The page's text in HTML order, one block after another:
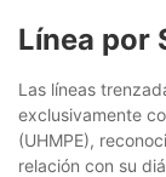
Línea por
Las líneas
exclusivamente
(UHMPE),
relación con su